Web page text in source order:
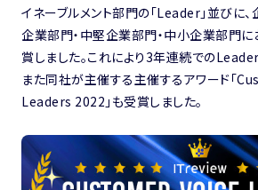
イネーブルメント部門の「Leader」並びに
企業部門・中堅企業部門・中小企業部門に
賞しました。これにより3年連続での
また同社が主催する主催するアワード「
Leaders 2022」も受賞しました。